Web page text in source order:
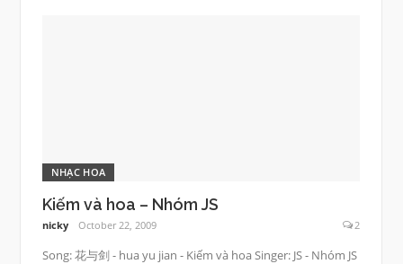
NHẠC HOA
Kiếm và hoa – Nhóm JS
nicky October 22, 2009 2
Song: 花与剑 - hua yu jian - Kiếm và hoa Singer: JS - Nhóm JS